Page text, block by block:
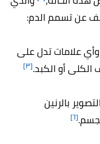
عن تسمم الدم:
علامات تدل على
أو الكبد.[٣]
بالرنين
[٦]